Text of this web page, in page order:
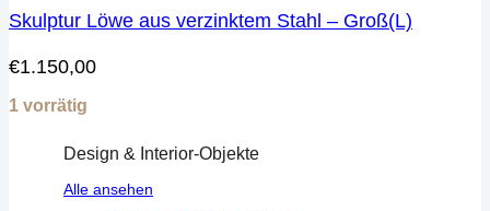
Design & Interior-Objekte
Alle ansehen
Skulptur Löwe aus verzinktem Stahl – Groß(L)
€1.150,00
1 vorrätig